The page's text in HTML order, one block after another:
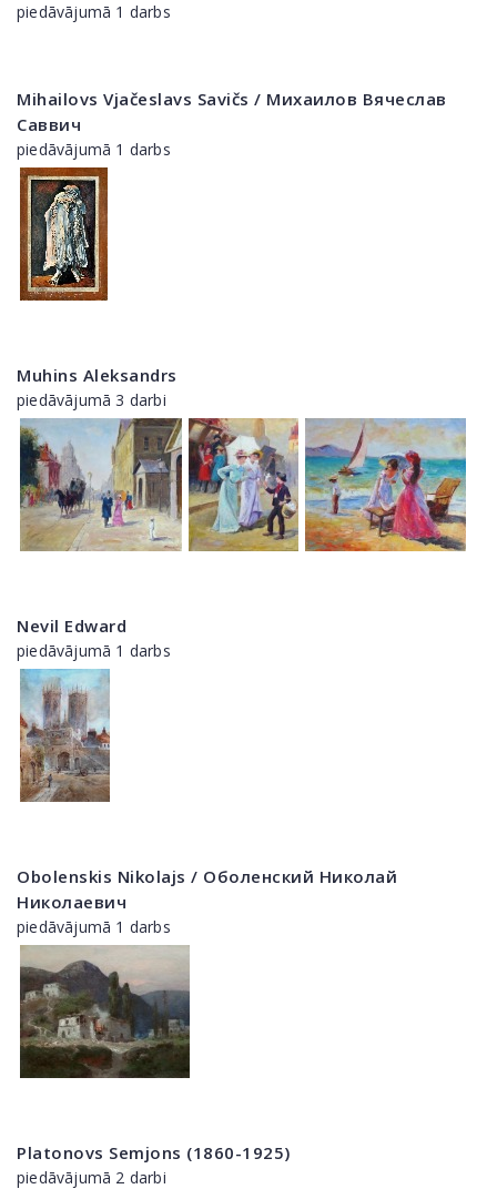
piedāvājumā 1 darbs
Mihailovs Vjačeslavs Savičs / Михаилов Вячеслав
Саввич
piedāvājumā 1 darbs
Muhins Aleksandrs
piedāvājumā 3 darbi
Nevil Edward
piedāvājumā 1 darbs
Obolenskis Nikolajs / Оболенский Николай
Николаевич
piedāvājumā 1 darbs
Platonovs Semjons (1860-1925)
piedāvājumā 2 darbi